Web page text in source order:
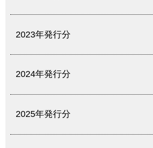
2023年発行分
2024年発行分
2025年発行分